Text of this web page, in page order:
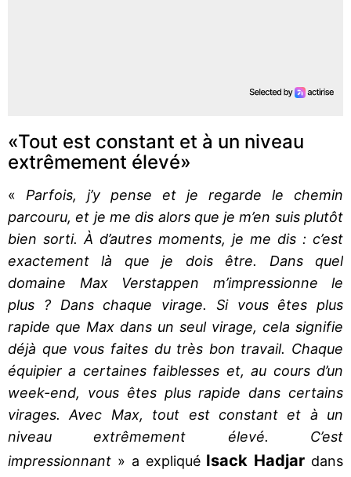
«Tout est constant et à un niveau
extrêmement élevé»
« Parfois, j’y pense et je regarde le chemin
parcouru, et je me dis alors que je m’en suis plutôt
bien sorti. À d’autres moments, je me dis : c’est
exactement là que je dois être. Dans quel
domaine Max Verstappen m’impressionne le
plus ? Dans chaque virage. Si vous êtes plus
rapide que Max dans un seul virage, cela signifie
déjà que vous faites du très bon travail. Chaque
équipier a certaines faiblesses et, au cours d’un
week-end, vous êtes plus rapide dans certains
virages. Avec Max, tout est constant et à un
niveau extrêmement élevé. C’est
impressionnant » a expliquéIsack Hadjar dans